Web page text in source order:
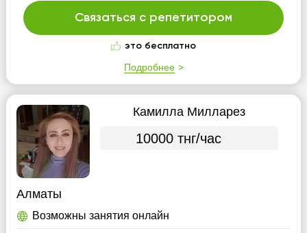
Связаться с репетитором
это бесплатно
Подробнее
Камилла Милларез
10000 тнг/час
Алматы
Возможны занятия онлайн